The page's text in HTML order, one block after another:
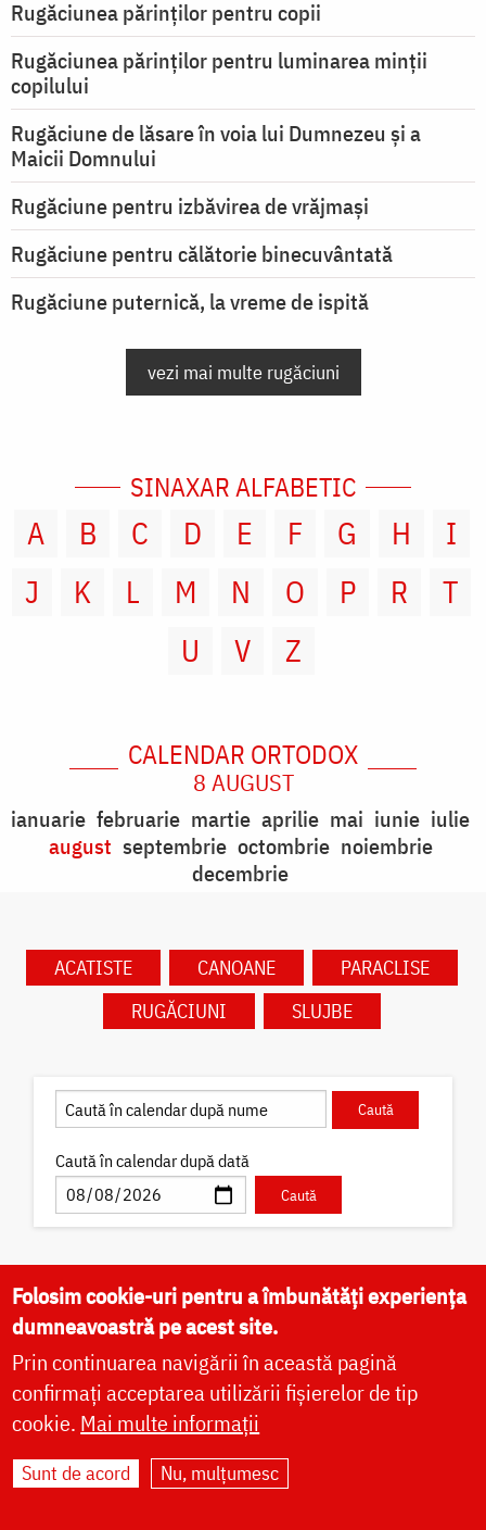
Rugăciunea părinților pentru copii
Rugăciunea părinților pentru luminarea minţii
copilului
Rugăciune de lăsare în voia lui Dumnezeu şi a
Maicii Domnului
Rugăciune pentru izbăvirea de vrăjmași
Rugăciune pentru călătorie binecuvântată
Rugăciune puternică, la vreme de ispită
vezi mai multe rugăciuni
SINAXAR ALFABETIC
A B C D E F G H
I
J
K L M N O P R
T
U
V Z
CALENDAR ORTODOX
8 AUGUST
ianuarie februarie martie aprilie mai iunie iulie
august septembrie octombrie noiembrie
decembrie
ACATISTE CANOANE
PARACLISE
RUGĂCIUNI
SLUJBE
Caută în calendar după dată
✝) Sfântul Preot Mucenic
Alexandru din Basarabia
Sfântul Preot Mucenic Alexandru din Basarabia a
fost unul dintre cei mai reprezentativi clerici
basarabeni din perioada interbelică.
Acatist Canon Viață Icoane
Folosim cookie-uri pentru a îmbunătăți experiența
dumneavoastră pe acest site.
Prin continuarea navigării în această pagină
confirmați acceptarea utilizării fișierelor de tip
cookie. Mai multe informații
Sunt de acord Nu, mulțumesc